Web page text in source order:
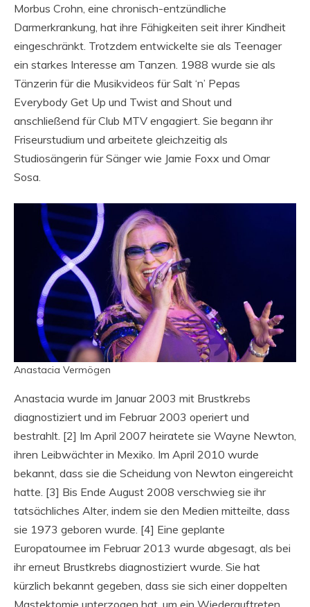
Morbus Crohn, eine chronisch-entzündliche
Darmerkrankung, hat ihre Fähigkeiten seit ihrer Kindheit
eingeschränkt. Trotzdem entwickelte sie als Teenager
ein starkes Interesse am Tanzen. 1988 wurde sie als
Tänzerin für die Musikvideos für Salt ‘n’ Pepas
Everybody Get Up und Twist and Shout und
anschließend für Club MTV engagiert. Sie begann ihr
Friseurstudium und arbeitete gleichzeitig als
Studiosängerin für Sänger wie Jamie Foxx und Omar
Sosa.
Anastacia Vermögen
Anastacia wurde im Januar 2003 mit Brustkrebs
diagnostiziert und im Februar 2003 operiert und
bestrahlt. [2] Im April 2007 heiratete sie Wayne Newton,
ihren Leibwächter in Mexiko. Im April 2010 wurde
bekannt, dass sie die Scheidung von Newton eingereicht
hatte. [3] Bis Ende August 2008 verschwieg sie ihr
tatsächliches Alter, indem sie den Medien mitteilte, dass
sie 1973 geboren wurde. [4] Eine geplante
Europatournee im Februar 2013 wurde abgesagt, als bei
ihr erneut Brustkrebs diagnostiziert wurde. Sie hat
kürzlich bekannt gegeben, dass sie sich einer doppelten
Mastektomie unterzogen hat, um ein Wiederauftreten